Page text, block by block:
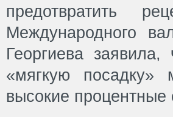
предотвратить
Международного
Георгиева
«мягкую посадку»
высокие процентные